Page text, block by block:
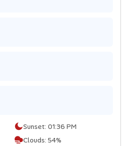
Sunset: 01:36 PM
Clouds: 54%